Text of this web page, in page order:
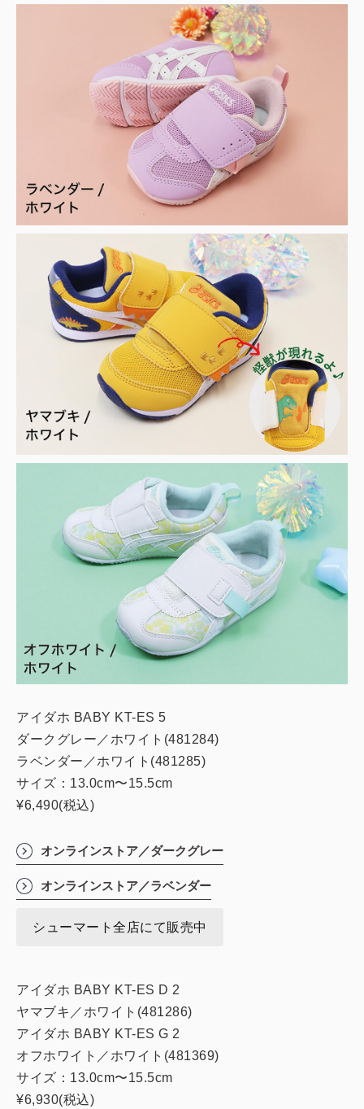
アイダホ BABY KT-ES 5
ダークグレー／ホワイト(481284)
ラベンダー／ホワイト(481285)
サイズ：13.0cm〜15.5cm
¥6,490(税込)
オンラインストア／ダークグレー
オンラインストア／ラベンダー
シューマート全店にて販売中
アイダホ BABY KT-ES D 2
ヤマブキ／ホワイト(481286)
アイダホ BABY KT-ES G 2
オフホワイト／ホワイト(481369)
サイズ：13.0cm〜15.5cm
¥6,930(税込)